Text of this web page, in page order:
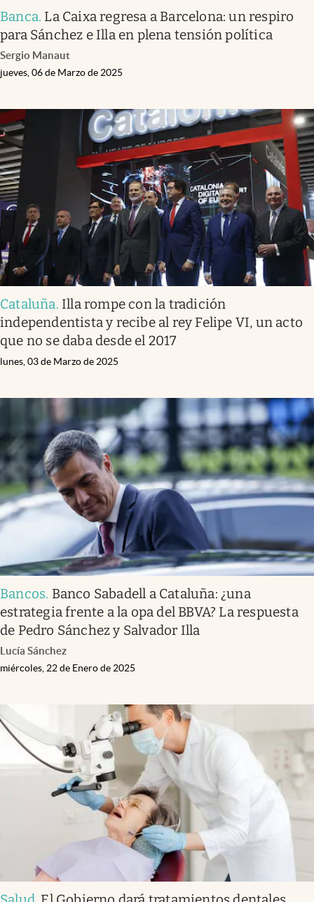
Banca. La Caixa regresa a Barcelona: un respiro
para Sánchez e Illa en plena tensión política
Sergio Manaut
jueves, 06 de Marzo de 2025
Cataluña. Illa rompe con la tradición
independentista y recibe al rey Felipe VI, un acto
que no se daba desde el 2017
lunes, 03 de Marzo de 2025
Bancos. Banco Sabadell a Cataluña: ¿una
estrategia frente a la opa del BBVA? La respuesta
de Pedro Sánchez y Salvador Illa
Lucía Sánchez
miércoles, 22 de Enero de 2025